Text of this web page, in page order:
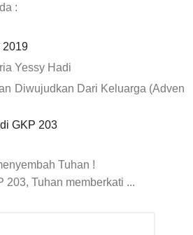
:
2019
Yessy Hadi
Diwujudkan Dari Keluarga (Adven
GKP 203
Tuhan !
203, Tuhan memberkati ...